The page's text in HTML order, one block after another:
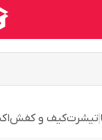
تیشرتکیف و کفش